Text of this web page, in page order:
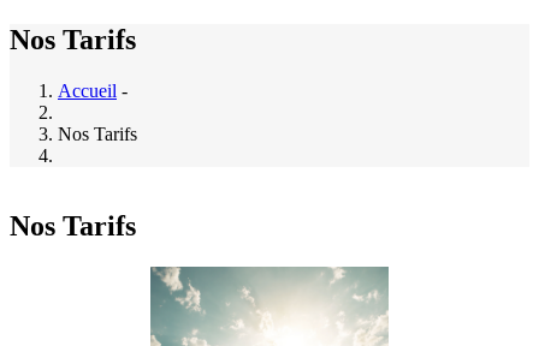
Nos Tarifs
Accueil -
Nos Tarifs
Nos Tarifs